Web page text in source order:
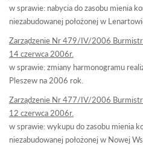
w sprawie: nabycia do zasobu mienia
niezabudowanej położonej w
Zarządzenie Nr 479/IV/2006
14 czerwca 2006r.
w sprawie: zmiany harmonogramu
Pleszew na 2006 rok.
Zarządzenie Nr 477/IV/2006
12 czerwca 2006r.
w sprawie: wykupu do zasobu mienia
niezabudowanej położonej w Nowej Wsi